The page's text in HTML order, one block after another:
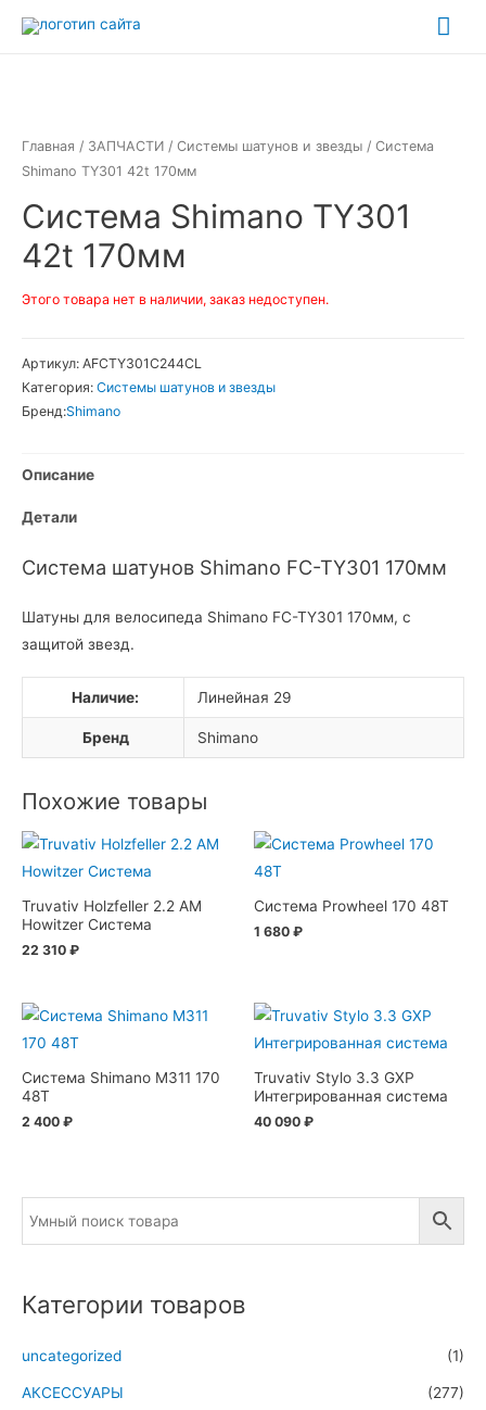
Главная / ЗАПЧАСТИ / Системы шатунов и звезды / Система
Shimano TY301 42t 170мм
Система Shimano TY301
42t 170мм
Этого товара нет в наличии, заказ недоступен.
Артикул: AFCTY301C244CL
Категория: Системы шатунов и звезды
Бренд:Shimano
Описание
Детали
Система шатунов Shimano FC-TY301 170мм
Шатуны для велосипеда Shimano FC-TY301 170мм, с
защитой звезд.
Наличие: Линейная 29
Бренд Shimano
Похожие товары
Truvativ Holzfeller 2.2 AM
Howitzer Система
22 310 ₽
Система Prowheel 170 48T
1 680 ₽
Система Shimano M311 170
48T
2 400 ₽
Truvativ Stylo 3.3 GXP
Интегрированная система
40 090 ₽
Категории товаров
uncategorized (1)
АКСЕССУАРЫ
(277)